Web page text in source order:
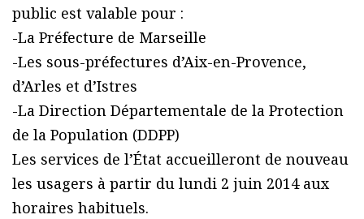
public est valable pour :
-La Préfecture de Marseille
-Les sous-préfectures d’Aix-en-Provence,
d’Arles et d’Istres
-La Direction Départementale de la Protection
de la Population (DDPP)
Les services de l’État accueilleront de nouveau
les usagers à partir du lundi 2 juin 2014 aux
horaires habituels.